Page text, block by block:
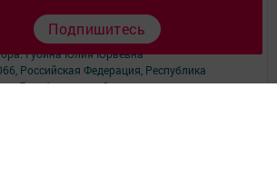
Подпишитесь
по надзору в сфере связи,
и массовых коммуникаций
Губина Юлия Юрьевна
Российская Федерация, Республика
Декабристов, д. 2.